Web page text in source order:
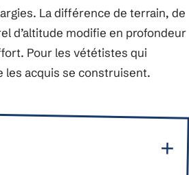
La différence de terrain, de
d’altitude modifie en profondeur
Pour les vététistes qui
les acquis se construisent.